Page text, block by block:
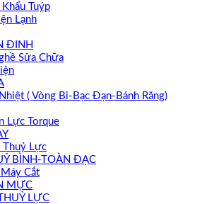
Tuýp
Lạnh
ĐINH
Sửa Chữa
( Vòng Bi-Bạc Đạn-Bánh Răng)
Lực Torque
Thuỷ Lực
BÌNH-TOÀN ĐẠC
Cắt
MỰC
LỰC